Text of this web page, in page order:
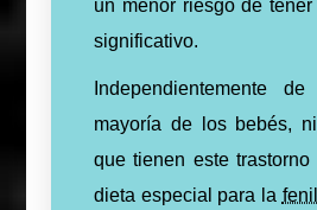
un menor riesgo de tener
significativo.
Independientemente
mayoría de los bebés,
que tienen este trastorno
dieta especial para la